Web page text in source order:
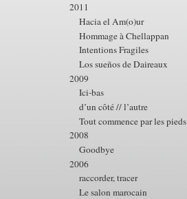
2011
Hacia el Am(o)ur
Hommage à Chellappan
Intentions Fragiles
Los sueños de Daireaux
2009
Ici-bas
d’un côté // l’autre
Tout commence par les pieds
2008
Goodbye
2006
raccorder, tracer
Le salon marocain